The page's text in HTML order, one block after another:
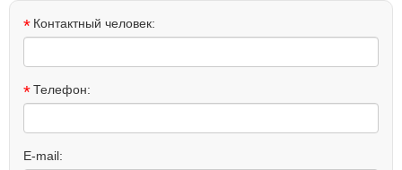
* Контактный человек:
*Телефон:
E-mail: